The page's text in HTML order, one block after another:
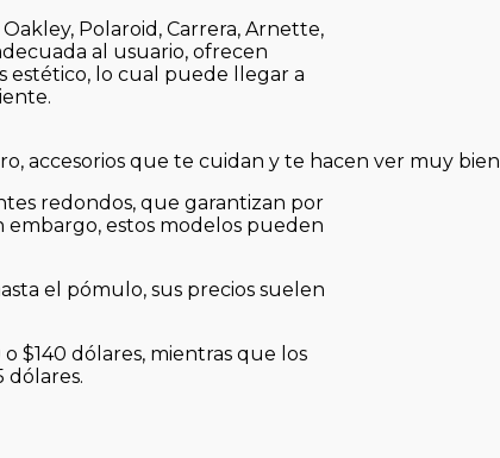
Polaroid, Carrera, Arnette,
al usuario, ofrecen
estético, lo cual puede llegar a
accesorios que te cuidan y te hacen ver muy bien
redondos, que garantizan por
embargo, estos modelos pueden
el pómulo, sus precios suelen
$140 dólares, mientras que los
dólares.